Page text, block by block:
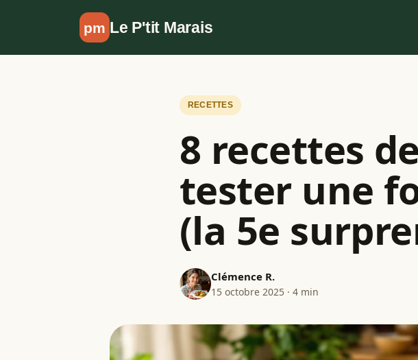
Aller au contenu
pm Le P'tit Marais
RECETTES
8 recettes
tester une
(la 5e
Clémence R.
15 octobre 2025 · 4 min